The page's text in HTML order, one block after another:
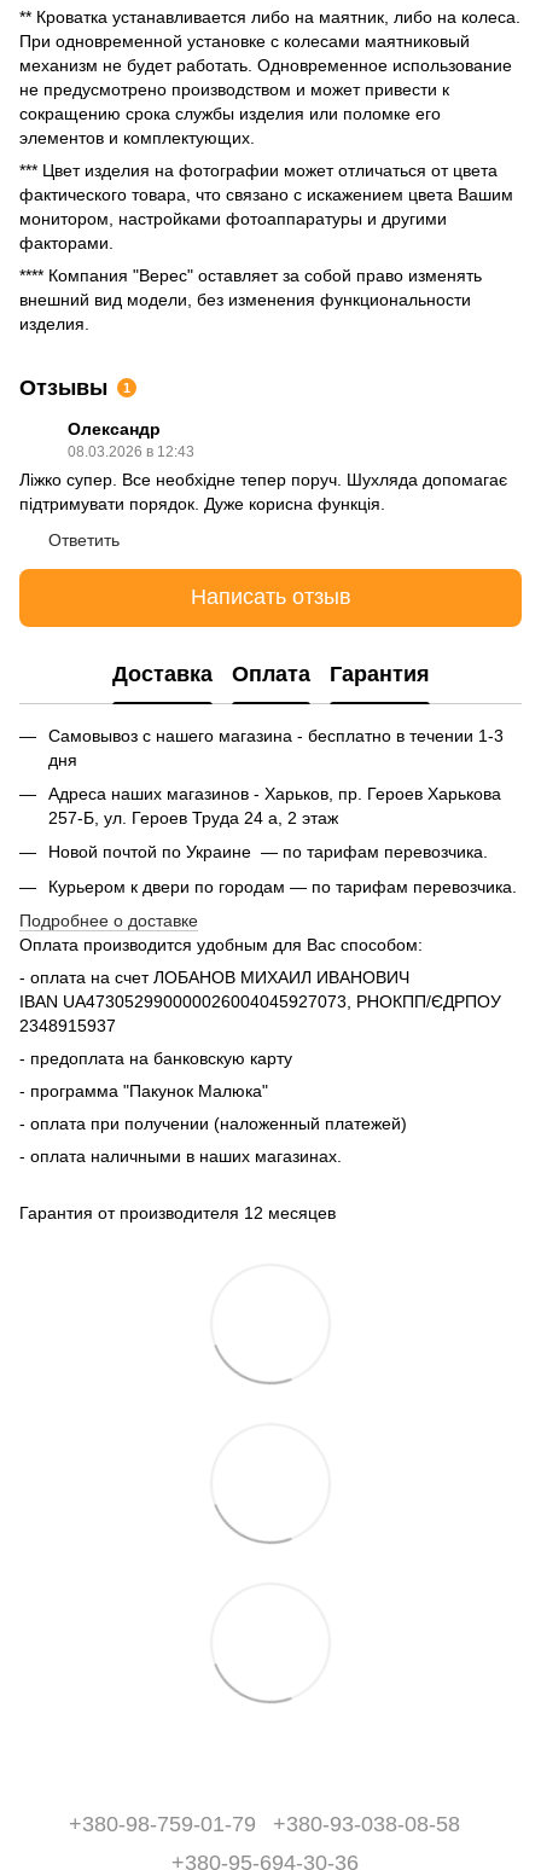
** Кроватка устанавливается либо на маятник, либо на колеса.
При одновременной установке с колесами маятниковый
механизм не будет работать. Одновременное использование
не предусмотрено производством и может привести к
сокращению срока службы изделия или поломке его
элементов и комплектующих.
*** Цвет изделия на фотографии может отличаться от цвета
фактического товара, что связано с искажением цвета Вашим
монитором, настройками фотоаппаратуры и другими
факторами.
**** Компания "Верес" оставляет за собой право изменять
внешний вид модели, без изменения функциональности
изделия.
Отзывы 1
Олександр
08.03.2026 в 12:43
Ліжко супер. Все необхідне тепер поруч. Шухляда допомагає
підтримувати порядок. Дуже корисна функція.
Ответить
Написать отзыв
Доставка Оплата Гарантия
Самовывоз с нашего магазина - бесплатно в течении 1-3
дня
Адреса наших магазинов - Харьков, пр. Героев Харькова
257-Б, ул. Героев Труда 24 а, 2 этаж
Новой почтой по Украине — по тарифам перевозчика.
Курьером к двери по городам — по тарифам перевозчика.
Подробнее о доставке
Оплата производится удобным для Вас способом:
- оплата на счет ЛОБАНОВ МИХАИЛ ИВАНОВИЧ
IBAN UA473052990000026004045927073, РНОКПП/ЄДРПОУ
2348915937
- предоплата на банковскую карту
- программа "Пакунок Малюка"
- оплата при получении (наложенный платежей)
- оплата наличными в наших магазинах.
Гарантия от производителя 12 месяцев
+380-98-759-01-79
+380-93-038-08-58
+380-95-694-30-36